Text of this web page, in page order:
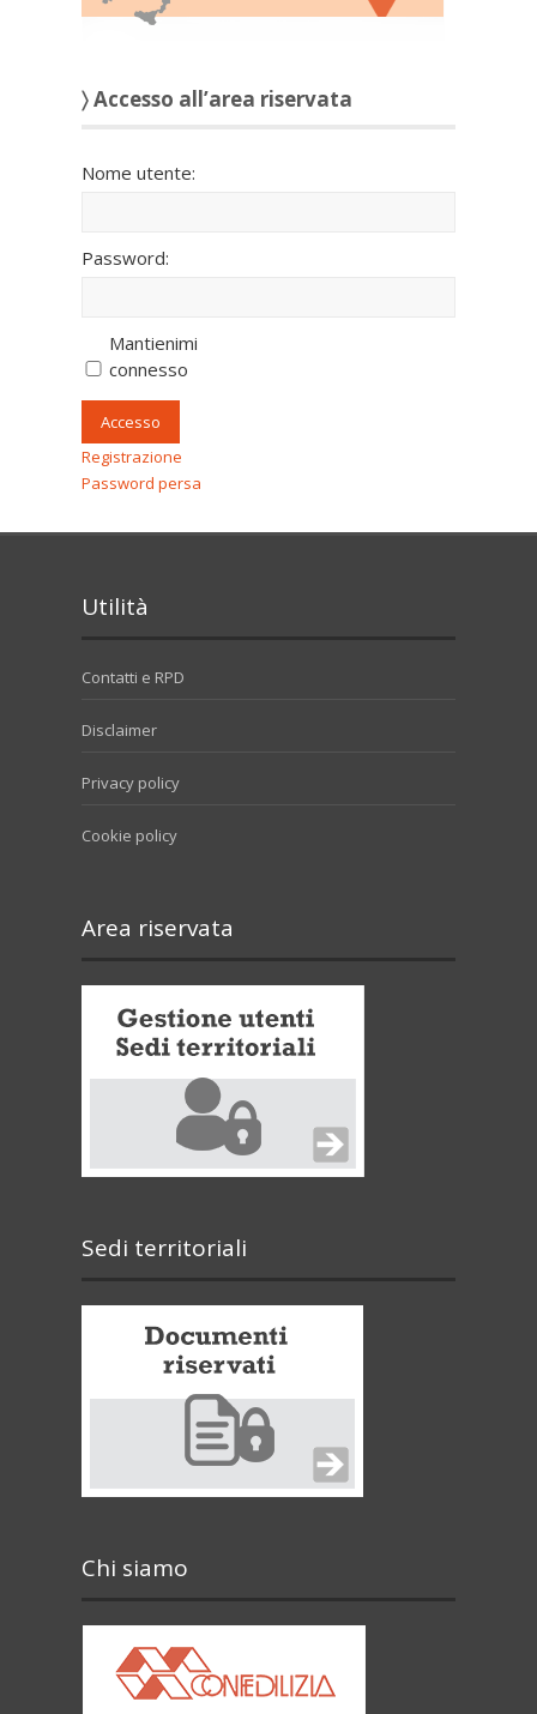
〉 Accesso all’area riservata
Nome utente:
Password:
Mantienimi
connesso
Accesso
Registrazione
Password persa
Utilità
Contatti e RPD
Disclaimer
Privacy policy
Cookie policy
Area riservata
Sedi territoriali
Chi siamo